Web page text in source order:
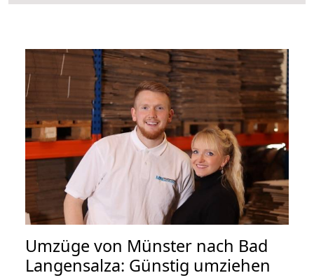
Umzüge von Münster nach Bad
Langensalza: Günstig umziehen